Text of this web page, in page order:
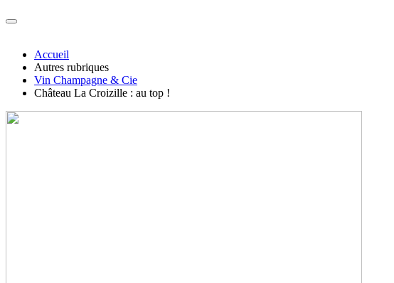
Accueil
Autres rubriques
Vin Champagne & Cie
Château La Croizille : au top !